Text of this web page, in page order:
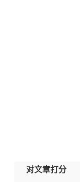
对文章打分